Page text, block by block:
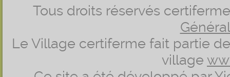
Tous droits réservés
Le Village certiferme fait partie
village